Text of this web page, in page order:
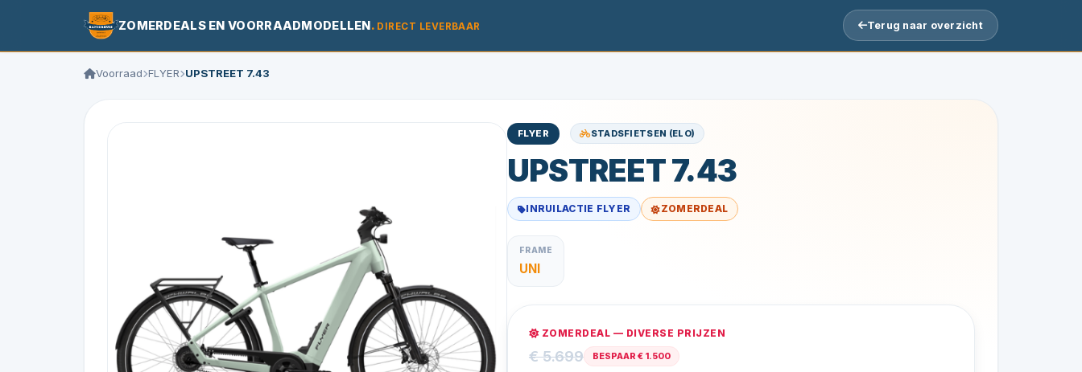
ZOMERDEALS EN VOORRAADMODELLEN. DIRECT LEVERBAAR Terug naar overzicht
Voorraad FLYER UPSTREET 7.43
FLYER STADSFIETSEN (ELO)
UPSTREET 7.43
INRUILACTIE FLYER ZOMERDEAL
FRAME
UNI
ZOMERDEAL — DIVERSE PRIJZEN
€ 5.699 BESPAAR € 1.500